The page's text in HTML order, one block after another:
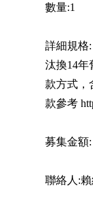
數量:1
詳細規格:
汰換14年
款方式，
款參考
募集金額
聯絡人:賴